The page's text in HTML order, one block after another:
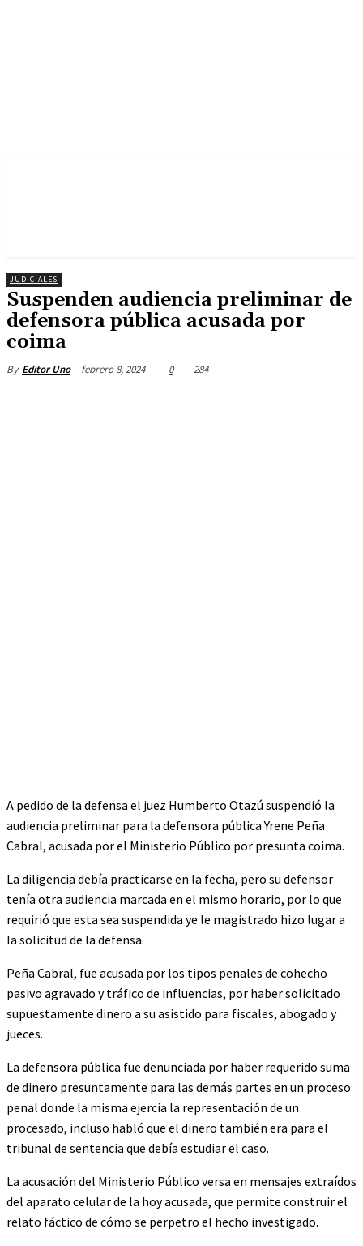
JUDICIALES
Suspenden audiencia preliminar de
defensora pública acusada por
coima
By Editor Uno febrero 8, 2024 0 284
A pedido de la defensa el juez Humberto Otazú suspendió la
audiencia preliminar para la defensora pública Yrene Peña
Cabral, acusada por el Ministerio Público por presunta coima.
La diligencia debía practicarse en la fecha, pero su defensor
tenía otra audiencia marcada en el mismo horario, por lo que
requirió que esta sea suspendida ye le magistrado hizo lugar a
la solicitud de la defensa.
Peña Cabral, fue acusada por los tipos penales de cohecho
pasivo agravado y tráfico de influencias, por haber solicitado
supuestamente dinero a su asistido para fiscales, abogado y
jueces.
La defensora pública fue denunciada por haber requerido suma
de dinero presuntamente para las demás partes en un proceso
penal donde la misma ejercía la representación de un
procesado, incluso habló que el dinero también era para el
tribunal de sentencia que debía estudiar el caso.
La acusación del Ministerio Público versa en mensajes extraídos
del aparato celular de la hoy acusada, que permite construir el
relato fáctico de cómo se perpetro el hecho investigado.